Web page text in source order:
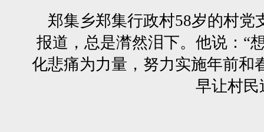
郑集乡郑集行政村58岁的村党
报道，总是潸然泪下。他说：“
化悲痛为力量，努力实施年前和
早让村民